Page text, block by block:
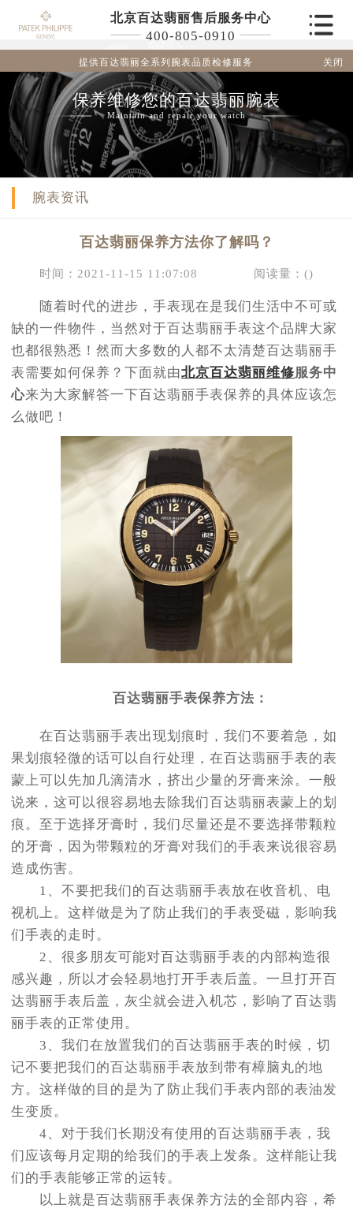
北京百达翡丽售后服务中心
400-805-0910
提供百达翡丽全系列腕表品质检修服务 关闭
保养维修您的百达翡丽腕表
Maintain and repair your watch
腕表资讯
百达翡丽保养方法你了解吗？
时间：2021-11-15 11:07:08 阅读量：()
随着时代的进步，手表现在是我们生活中不可或
缺的一件物件，当然对于百达翡丽手表这个品牌大家
也都很熟悉！然而大多数的人都不太清楚百达翡丽手
表需要如何保养？下面就由北京百达翡丽维修服务中
心来为大家解答一下百达翡丽手表保养的具体应该怎
么做吧！
百达翡丽手表保养方法：
在百达翡丽手表出现划痕时，我们不要着急，如
果划痕轻微的话可以自行处理，在百达翡丽手表的表
蒙上可以先加几滴清水，挤出少量的牙膏来涂。一般
说来，这可以很容易地去除我们百达翡丽表蒙上的划
痕。至于选择牙膏时，我们尽量还是不要选择带颗粒
的牙膏，因为带颗粒的牙膏对我们的手表来说很容易
造成伤害。
1、不要把我们的百达翡丽手表放在收音机、电
视机上。这样做是为了防止我们的手表受磁，影响我
们手表的走时。
2、很多朋友可能对百达翡丽手表的内部构造很
感兴趣，所以才会轻易地打开手表后盖。一旦打开百
达翡丽手表后盖，灰尘就会进入机芯，影响了百达翡
丽手表的正常使用。
3、我们在放置我们的百达翡丽手表的时候，切
记不要把我们的百达翡丽手表放到带有樟脑丸的地
方。这样做的目的是为了防止我们手表内部的表油发
生变质。
4、对于我们长期没有使用的百达翡丽手表，我
们应该每月定期的给我们的手表上发条。这样能让我
们的手表能够正常的运转。
以上就是百达翡丽手表保养方法的全部内容，希